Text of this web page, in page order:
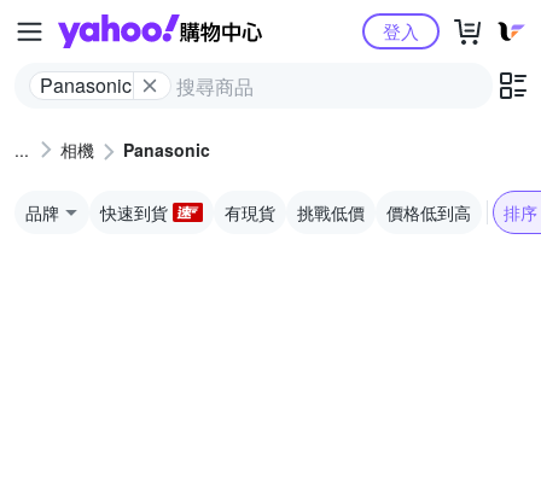
Yahoo購物中心
Panasonic
登入
相機 Panasonic
品牌 快速到貨 有現貨 挑戰低價 價格低到高 排序